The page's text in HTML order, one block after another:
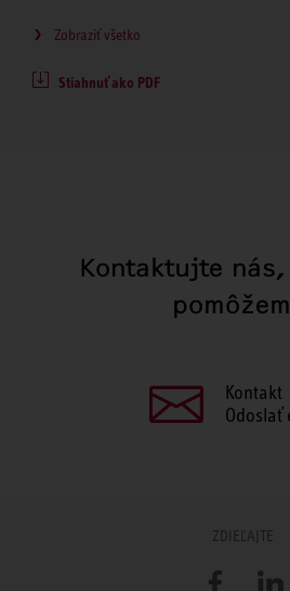
Zobraziť všetko
Stiahnuť ako PDF
Kontaktujte
Kontakt
Odoslať
ZDIEĽAJTE
Facebook